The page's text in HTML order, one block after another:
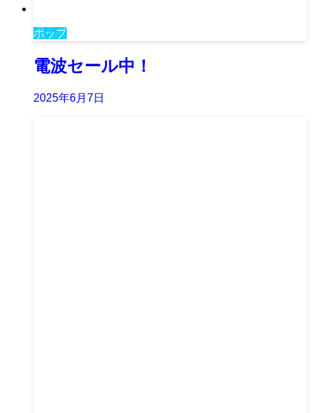
ポップ
電波セール中！
2025年6月7日